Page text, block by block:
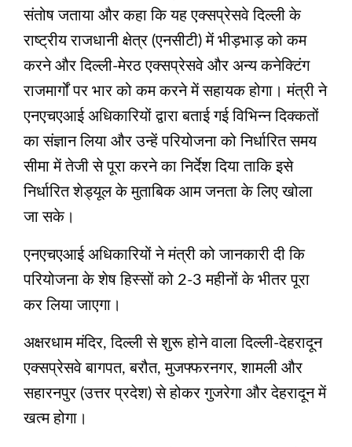
संतोष जताया और कहा कि यह एक्सप्रेसवे दिल्ली के
राष्ट्रीय राजधानी क्षेत्र (एनसीटी) में भीड़भाड़ को कम
करने और दिल्ली-मेरठ एक्सप्रेसवे और अन्य कनेक्टिंग
राजमार्गों पर भार को कम करने में सहायक होगा। मंत्री ने
एनएचएआई अधिकारियों द्वारा बताई गई विभिन्न दिक्कतों
का संज्ञान लिया और उन्हें परियोजना को निर्धारित समय
सीमा में तेजी से पूरा करने का निर्देश दिया ताकि इसे
निर्धारित शेड्यूल के मुताबिक आम जनता के लिए खोला
जा सके।
एनएचएआई अधिकारियों ने मंत्री को जानकारी दी कि
परियोजना के शेष हिस्सों को 2-3 महीनों के भीतर पूरा
कर लिया जाएगा।
अक्षरधाम मंदिर, दिल्ली से शुरू होने वाला दिल्ली-देहरादून
एक्सप्रेसवे बागपत, बरौत, मुजफ्फरनगर, शामली और
सहारनपुर (उत्तर प्रदेश) से होकर गुजरेगा और देहरादून में
खत्म होगा।